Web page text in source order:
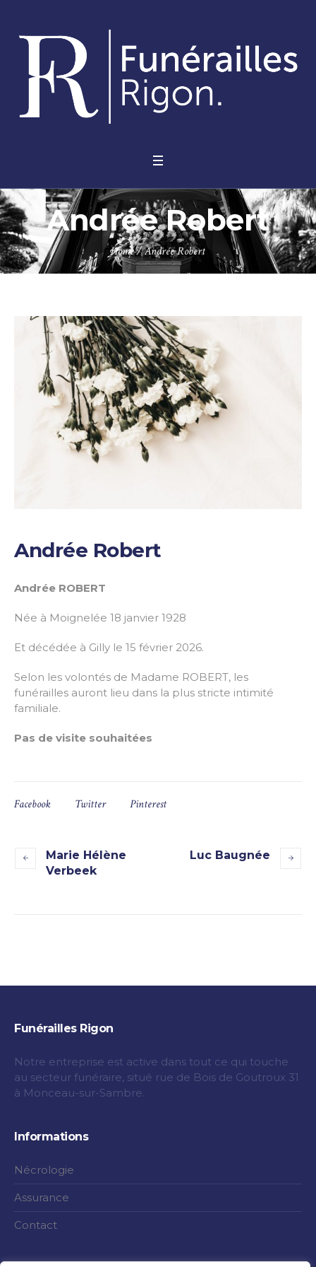
Andrée Robert
Home/Andrée Robert
Andrée Robert
Andrée ROBERT
Née à Moignelée 18 janvier 1928
Et décédée à Gilly le 15 février 2026.
Selon les volontés de Madame ROBERT, les
funérailles auront lieu dans la plus stricte intimité
familiale.
Pas de visite souhaitées
Facebook Twitter Pinterest
Marie Hélène
Verbeek
Luc Baugnée
Funérailles Rigon
Notre entreprise est active dans tout ce qui touche
au secteur funéraire, situé rue de Bois de Goutroux 31
à Monceau-sur-Sambre.
Informations
Nécrologie
Assurance
Contact